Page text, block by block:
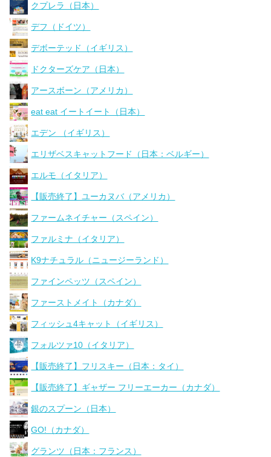
クプレラ（日本）
デフ（ドイツ）
デボーテッド（イギリス）
ドクターズケア（日本）
アースボーン（アメリカ）
eat eat イートイート（日本）
エデン （イギリス）
エリザベスキャットフード（日本：ベルギー）
エルモ（イタリア）
【販売終了】ユーカヌバ（アメリカ）
ファームネイチャー（スペイン）
ファルミナ（イタリア）
K9ナチュラル（ニュージーランド）
ファインペッツ（スペイン）
ファーストメイト（カナダ）
フィッシュ4キャット（イギリス）
フォルツァ10（イタリア）
【販売終了】フリスキー（日本：タイ）
【販売終了】ギャザー フリーエーカー（カナダ）
銀のスプーン（日本）
GO!（カナダ）
グランツ（日本：フランス）